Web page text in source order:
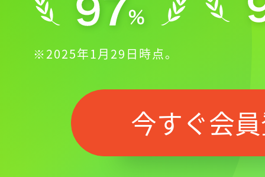
記事をお気に入
ログインが
※2025年1月29日時点。
今すぐ会